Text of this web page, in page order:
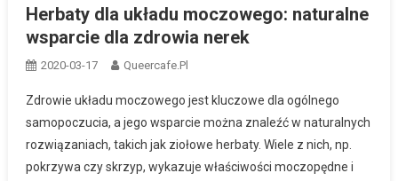
Herbaty dla układu moczowego: naturalne
wsparcie dla zdrowia nerek
2020-03-17 Queercafe.pl
Zdrowie układu moczowego jest kluczowe dla ogólnego
samopoczucia, a jego wsparcie można znaleźć w naturalnych
rozwiązaniach, takich jak ziołowe herbaty. Wiele z nich, np.
pokrzywa czy skrzyp, wykazuje właściwości moczopędne i